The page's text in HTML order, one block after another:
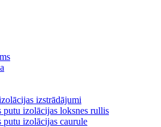
izstrādājumi
putu izolācijas loksnes rullis
putu izolācijas caurule